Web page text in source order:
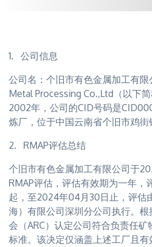
1. 公司信息
公司名：个旧市有色金属加工有
Metal Processing Co.,Ltd（以下
2002年，公司的CID号码是
炼厂，位于中国云南省个旧市鸡街
2. RMAP评估总结
个旧市有色金属加工有限公司于
RMAP评估，评估有效期为一年，
起，至2024年04月30日止，评估
海）有限公司深圳分公司执行。
会（ARC）认定公司符合负责任
标准。该决定仅涵盖上述工厂且